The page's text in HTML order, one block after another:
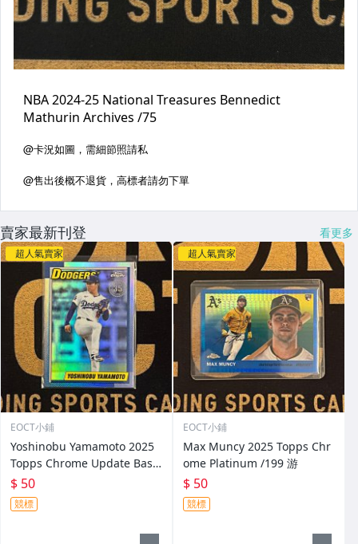
賣家最新刊登 看更多
超人氣賣家
EOCT小鋪
Yoshinobu Yamamoto 2025
Topps Chrome Update Base
Refractor 游
$ 50
競標
超人氣賣家
EOCT小鋪
Max Muncy 2025 Topps Chr
ome Platinum /199 游
$ 50
競標